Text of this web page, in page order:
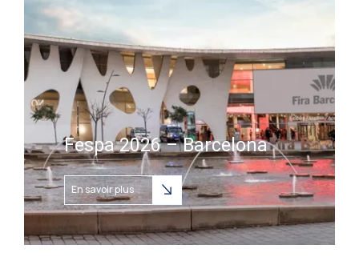
Fespa 2026 – Barcelona
En savoir plus